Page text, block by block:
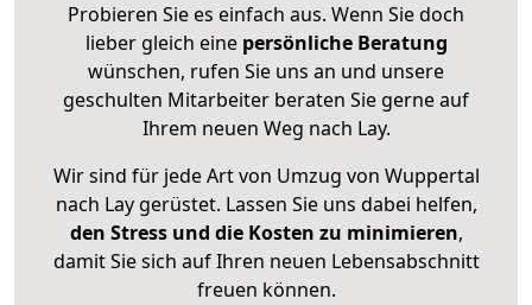
Probieren Sie es einfach aus. Wenn Sie doch
lieber gleich eine persönliche Beratung
wünschen, rufen Sie uns an und unsere
geschulten Mitarbeiter beraten Sie gerne auf
Ihrem neuen Weg nach Lay.
Wir sind für jede Art von Umzug von Wuppertal
nach Lay gerüstet. Lassen Sie uns dabei helfen,
den Stress und die Kosten zu minimieren,
damit Sie sich auf Ihren neuen Lebensabschnitt
freuen können.